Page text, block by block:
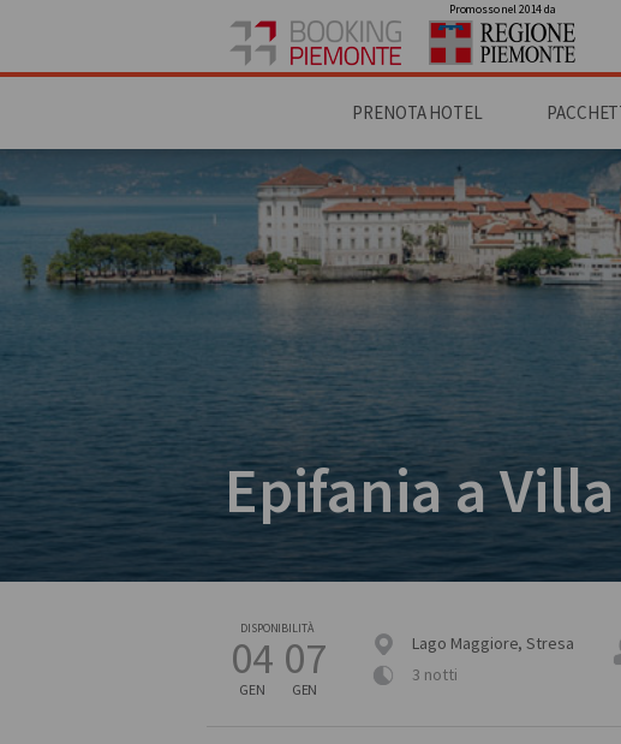
Promosso nel 2014 da
PRENOTA HOTEL
Epifania a
DISPONIBILITÀ
04
GEN
07
GEN
Lago Maggiore, Stresa
3 notti